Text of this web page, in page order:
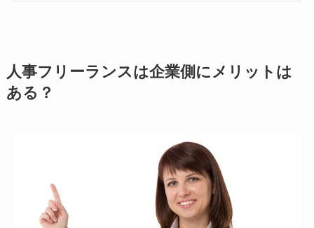
人事フリーランスは企業側にメリットは
ある？